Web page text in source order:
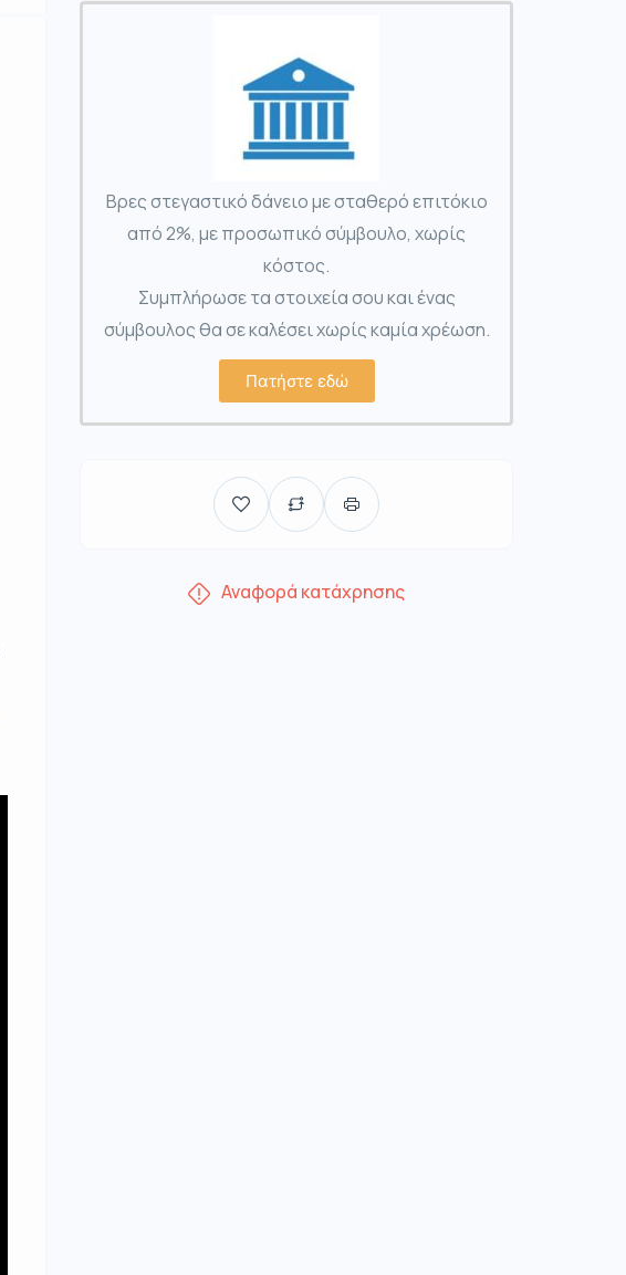
Βρες στεγαστικό δάνειο με σταθερό επιτόκιο
από 2%, με προσωπικό σύμβουλο, χωρίς
κόστος.
Συμπλήρωσε τα στοιχεία σου και ένας
σύμβουλος θα σε καλέσει χωρίς καμία χρέωση.
Πατήστε εδώ
Αναφορά κατάχρησης